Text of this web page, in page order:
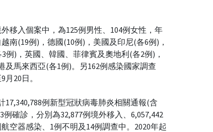
移入個案中，為125例男性、104例女性，年
南(19例)，德國(10例)，美國及印尼(各6例)，
例)，英國、韓國、菲律賓及奧地利(各2例)，
及馬來西亞(各1例)。另162例感染國家調查
20日。
例新型冠狀病毒肺炎相關通報(含
例確診，分別為32,877例境外移入、6,057,442
空器感染、1例不明及14例調查中。2020年起